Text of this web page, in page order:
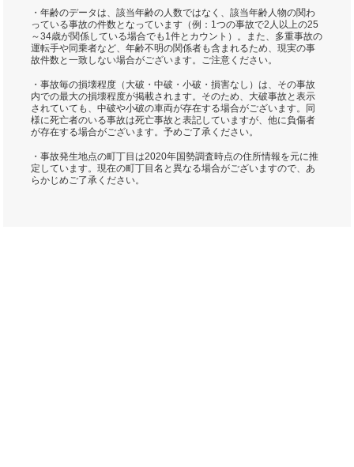
・年齢のデータは、該当年齢の人数ではなく、該当年齢人物の関わ
っている事故の件数となっています（例：1つの事故で2人以上の25
～34歳が関係している場合でも1件とカウント）。また、多重事故の
運転手や同乗者など、年齢不明の関係者も含まれるため、現実の事
故件数と一致しない場合がございます。ご注意ください。
・事故毎の損壊程度（大破・中破・小破・損害なし）は、その事故
内での最大の損壊程度が掲載されます。そのため、大破事故と表示
されていても、中破や小破の車両が存在する場合がございます。同
様に死亡者のいる事故は死亡事故と表記していますが、他に負傷者
が存在する場合がございます。予めご了承ください。
・事故発生地点の町丁目は2020年国勢調査時点の住所情報を元に推
定しています。現在の町丁目名と異なる場合がございますので、あ
らかじめご了承ください。